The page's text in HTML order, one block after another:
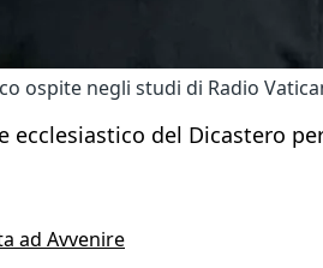
ospite negli studi di Radio
ecclesiastico del Dicastero
ad Avvenire